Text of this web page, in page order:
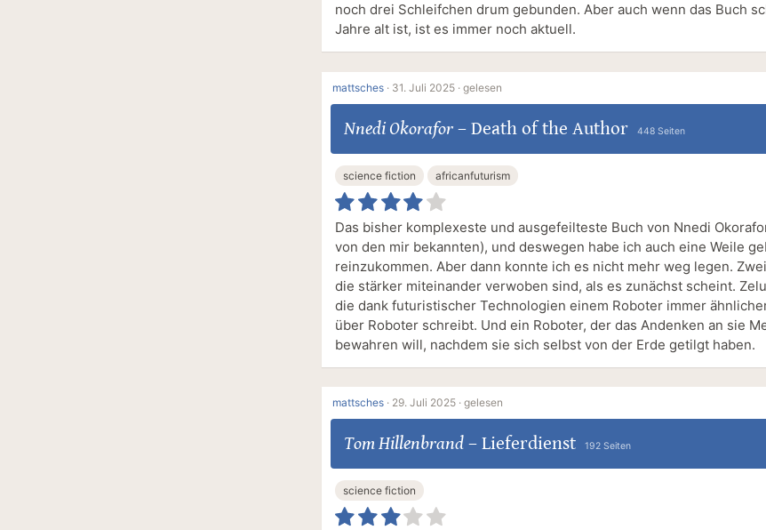
noch drei Schleifchen drum gebunden. Aber auch wenn das Buch
Jahre alt ist, ist es immer noch aktuell.
mattsches · 31. Juli 2025 · gelesen
Nnedi Okorafor– Death of the Author 448 Seiten
science fiction africanfuturism
Das bisher komplexeste und ausgefeilteste Buch von Nnedi
von den mir bekannten), und deswegen habe ich auch eine Weile
reinzukommen. Aber dann konnte ich es nicht mehr weg legen.
die stärker miteinander verwoben sind, als es zunächst scheint.
die dank futuristischer Technologien einem Roboter immer
über Roboter schreibt. Und ein Roboter, der das Andenken an sie
bewahren will, nachdem sie sich selbst von der Erde getilgt haben.
mattsches · 29. Juli 2025 · gelesen
Tom Hillenbrand– Lieferdienst 192 Seiten
science fiction